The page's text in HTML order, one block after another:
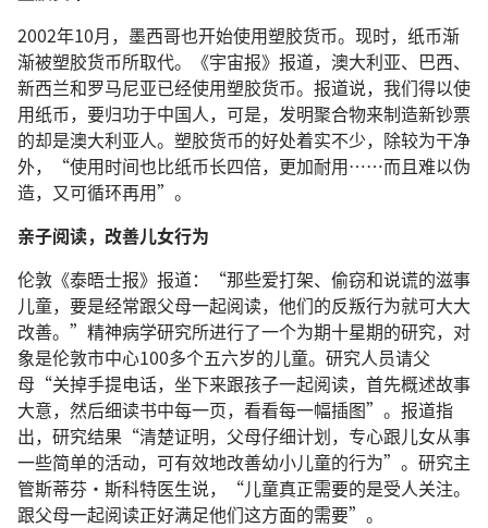
2002年10月，墨西哥也开始使用塑胶货币。现时，纸币渐
渐被塑胶货币所取代。《宇宙报》报道，澳大利亚、巴西、
新西兰和罗马尼亚已经使用塑胶货币。报道说，我们得以使
用纸币，要归功于中国人，可是，发明聚合物来制造新钞票
的却是澳大利亚人。塑胶货币的好处着实不少，除较为干净
外，“使用时间也比纸币长四倍，更加耐用……而且难以伪
造，又可循环再用”。
亲子阅读，改善儿女行为
伦敦《泰晤士报》报道：“那些爱打架、偷窃和说谎的滋事
儿童，要是经常跟父母一起阅读，他们的反叛行为就可大大
改善。”精神病学研究所进行了一个为期十星期的研究，对
象是伦敦市中心100多个五六岁的儿童。研究人员请父
母“关掉手提电话，坐下来跟孩子一起阅读，首先概述故事
大意，然后细读书中每一页，看看每一幅插图”。报道指
出，研究结果“清楚证明，父母仔细计划，专心跟儿女从事
一些简单的活动，可有效地改善幼小儿童的行为”。研究主
管斯蒂芬·斯科特医生说，“儿童真正需要的是受人关注。
跟父母一起阅读正好满足他们这方面的需要”。